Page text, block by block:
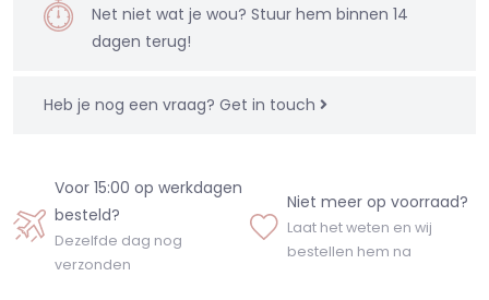
Net niet wat je wou? Stuur hem binnen 14
dagen terug!
Heb je nog een vraag? Get in touch
Voor 15:00 op werkdagen
besteld?
Dezelfde dag nog
verzonden
Niet meer op voorraad?
Laat het weten en wij
bestellen hem na